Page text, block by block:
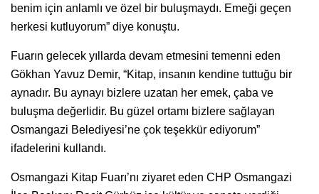
benim için anlamlı ve özel bir buluşmaydı. Emeği geçen
herkesi kutluyorum” diye konuştu.
Fuarın gelecek yıllarda devam etmesini temenni eden
Gökhan Yavuz Demir, “Kitap, insanın kendine tuttuğu bir
aynadır. Bu aynayı bizlere uzatan her emek, çaba ve
buluşma değerlidir. Bu güzel ortamı bizlere sağlayan
Osmangazi Belediyesi’ne çok teşekkür ediyorum”
ifadelerini kullandı.
Osmangazi Kitap Fuarı’nı ziyaret eden CHP Osmangazi